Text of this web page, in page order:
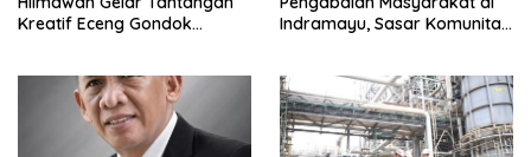
Kreatif Eceng Gondok
Indramayu, Sasar Komunitas